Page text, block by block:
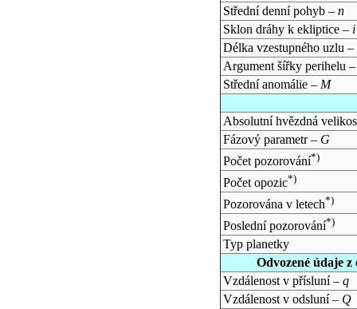
Střední denní pohyb – n
Sklon dráhy k ekliptice – i
Délka vzestupného uzlu –
Argument šířky perihelu
Střední anomálie – M
Absolutní hvězdná
Fázový parametr – G
Počet pozorování*)
Počet opozic*)
Pozorována v letech*)
Poslední pozorování*)
Typ planetky
Odvozené údaje
Vzdálenost v přísluní – q
Vzdálenost v odsluní – Q